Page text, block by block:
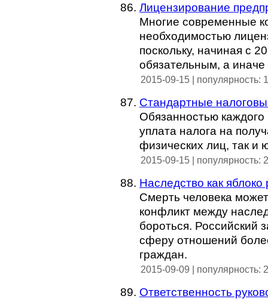
Лицензирование
Многие современные
необходимостью
поскольку, начиная с
обязательным, а
2015-09-15 | популярность:
Cтандартные
Обязанностью каждого
уплата налога на
физических лиц, так и
2015-09-15 | популярность:
Наследство как яблоко
Смерть человека
конфликт между
бороться. Российский
сферу отношений
граждан.
2015-09-09 | популярность:
Ответственность